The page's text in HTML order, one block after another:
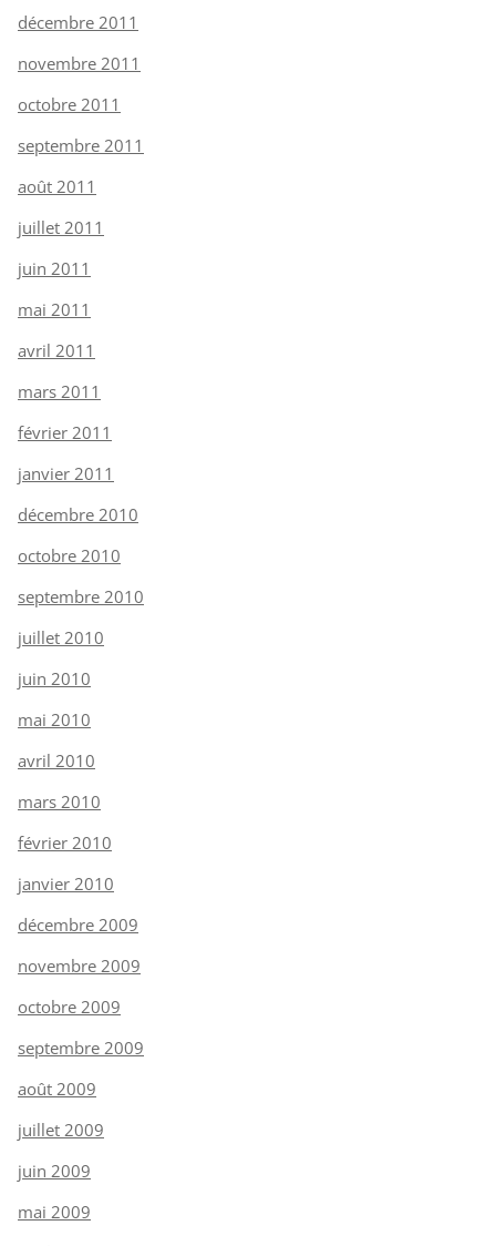
décembre 2011
novembre 2011
octobre 2011
septembre 2011
août 2011
juillet 2011
juin 2011
mai 2011
avril 2011
mars 2011
février 2011
janvier 2011
décembre 2010
octobre 2010
septembre 2010
juillet 2010
juin 2010
mai 2010
avril 2010
mars 2010
février 2010
janvier 2010
décembre 2009
novembre 2009
octobre 2009
septembre 2009
août 2009
juillet 2009
juin 2009
mai 2009